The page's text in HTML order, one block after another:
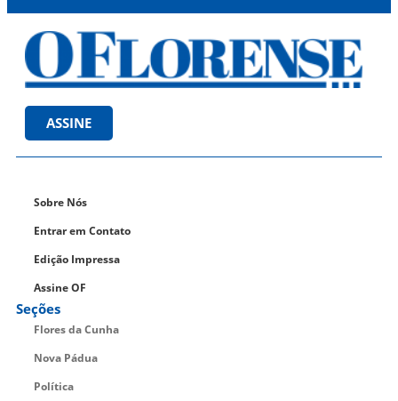
ASSINE
Sobre Nós
Entrar em Contato
Edição Impressa
Assine OF
Seções
Flores da Cunha
Nova Pádua
Política